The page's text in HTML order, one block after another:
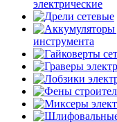
электрические
инструмента